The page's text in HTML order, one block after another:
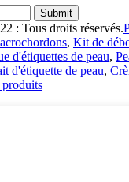
: Tous droits réservés.
, Kit de
d'étiquettes de peau,
d'étiquette de peau,
produits